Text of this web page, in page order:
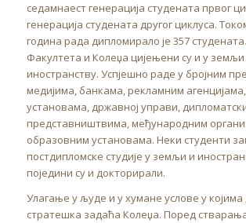
седамнаест генерација студената првог
генерација студената другог циклуса.
година рада дипломирало је 357 студената.
Факултета и Колеџа цијењени су и у земљи
иностранству. Успјешно раде у бројним
медијима, банкама, рекламним
установама, државној управи,
представништвима, међународним
образовним установама. Неки студенти
постдипломске студије у земљи и
поједини су и докторирали.
Улагање у људе и у хумане услове у којима
стратешка задаћа Колеџа. Поред